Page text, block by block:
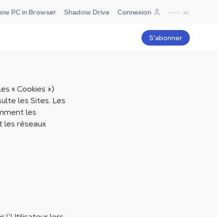
PC in Browser Shadow Drive Connexion
S'abonner
« Cookies »)
les Sites. Les
les
les réseaux